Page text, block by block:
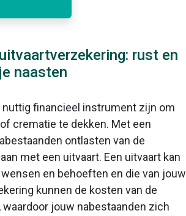
rust en
naasten
financieel instrument zijn om
crematie te dekken. Met een
ontlasten van de
met een uitvaart. Een uitvaart kan
en behoeften en die van jouw
kunnen de kosten van de
jouw nabestaanden zich